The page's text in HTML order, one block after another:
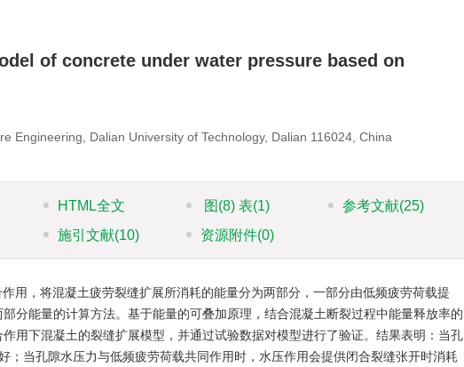
of concrete under water pressure based on
Engineering, Dalian University of Technology, Dalian 116024, China
HTML全文 图 (8)表(1) 参考文献(25)
施引文献(10) 资源附件(0)
用，将混凝土疲劳裂缝扩展所消耗的能量分为两部分，一部分由低频疲劳荷载提
分能量的计算方法。基于能量的可叠加原理，结合混凝土断裂过程中能量释放率的
用下混凝土的裂缝扩展模型，并通过试验数据对模型进行了验证。结果表明：当孔
；当孔隙水压力与低频疲劳荷载共同作用时，水压作用会提供闭合裂缝张开时消耗